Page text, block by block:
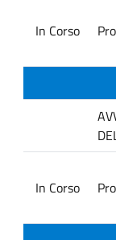
In Corso
In Corso